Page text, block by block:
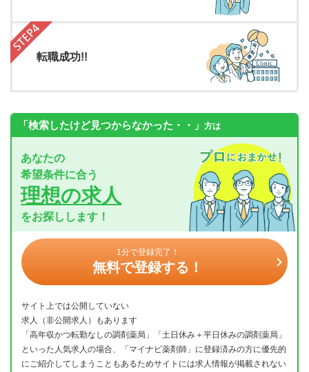
転職成功!!
「検索したけど見つからなかった・・」 方は
あなたの
希望条件に合う
理想の求人
をお探しします！
1分で登録完了！
無料で登録する！
サイト上では公開していない
求人（非公開求人）もあります
「高年収かつ転勤なしの調剤薬局」「土日休み＋平日休みの調剤薬局」
といった人気求人の場合、「マイナビ薬剤師」に登録済みの方に優先的
にご紹介してしまうこともあるためサイトには求人情報が掲載されない